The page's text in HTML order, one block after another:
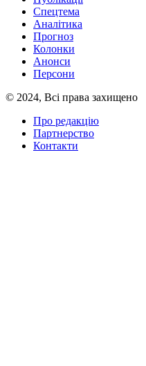
Спецтема
Аналітика
Прогноз
Колонки
Анонси
Персони
© 2024, Всі права захищено
Про редакцію
Партнерство
Контакти